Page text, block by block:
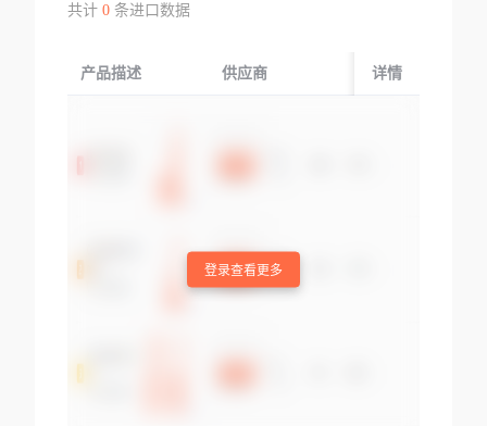
共计 0条进口数据
产品描述 供应商 起运国/地区
详情
登录查看更多